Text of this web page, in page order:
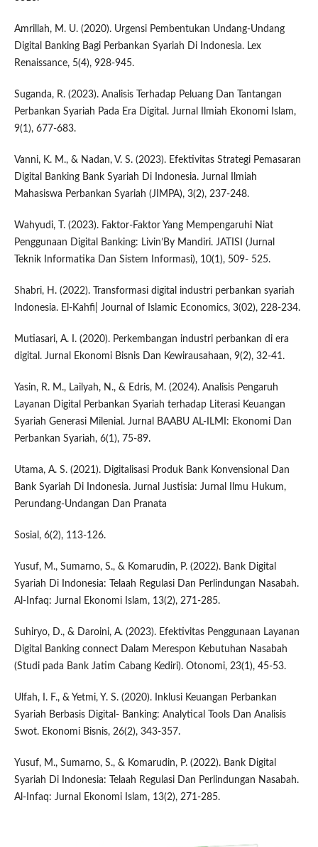
Amrillah, M. U. (2020). Urgensi Pembentukan Undang-Undang
Digital Banking Bagi Perbankan Syariah Di Indonesia. Lex
Renaissance, 5(4), 928-945.
Suganda, R. (2023). Analisis Terhadap Peluang Dan Tantangan
Perbankan Syariah Pada Era Digital. Jurnal Ilmiah Ekonomi Islam,
9(1), 677-683.
Vanni, K. M., & Nadan, V. S. (2023). Efektivitas Strategi Pemasaran
Digital Banking Bank Syariah Di Indonesia. Jurnal Ilmiah
Mahasiswa Perbankan Syariah (JIMPA), 3(2), 237-248.
Wahyudi, T. (2023). Faktor-Faktor Yang Mempengaruhi Niat
Penggunaan Digital Banking: Livin’By Mandiri. JATISI (Jurnal
Teknik Informatika Dan Sistem Informasi), 10(1), 509- 525.
Shabri, H. (2022). Transformasi digital industri perbankan syariah
Indonesia. El-Kahfi| Journal of Islamic Economics, 3(02), 228-234.
Mutiasari, A. I. (2020). Perkembangan industri perbankan di era
digital. Jurnal Ekonomi Bisnis Dan Kewirausahaan, 9(2), 32-41.
Yasin, R. M., Lailyah, N., & Edris, M. (2024). Analisis Pengaruh
Layanan Digital Perbankan Syariah terhadap Literasi Keuangan
Syariah Generasi Milenial. Jurnal BAABU AL-ILMI: Ekonomi Dan
Perbankan Syariah, 6(1), 75-89.
Utama, A. S. (2021). Digitalisasi Produk Bank Konvensional Dan
Bank Syariah Di Indonesia. Jurnal Justisia: Jurnal Ilmu Hukum,
Perundang-Undangan Dan Pranata
Sosial, 6(2), 113-126.
Yusuf, M., Sumarno, S., & Komarudin, P. (2022). Bank Digital
Syariah Di Indonesia: Telaah Regulasi Dan Perlindungan Nasabah.
Al-Infaq: Jurnal Ekonomi Islam, 13(2), 271-285.
Suhiryo, D., & Daroini, A. (2023). Efektivitas Penggunaan Layanan
Digital Banking connect Dalam Merespon Kebutuhan Nasabah
(Studi pada Bank Jatim Cabang Kediri). Otonomi, 23(1), 45-53.
Ulfah, I. F., & Yetmi, Y. S. (2020). Inklusi Keuangan Perbankan
Syariah Berbasis Digital- Banking: Analytical Tools Dan Analisis
Swot. Ekonomi Bisnis, 26(2), 343-357.
Yusuf, M., Sumarno, S., & Komarudin, P. (2022). Bank Digital
Syariah Di Indonesia: Telaah Regulasi Dan Perlindungan Nasabah.
Al-Infaq: Jurnal Ekonomi Islam, 13(2), 271-285.